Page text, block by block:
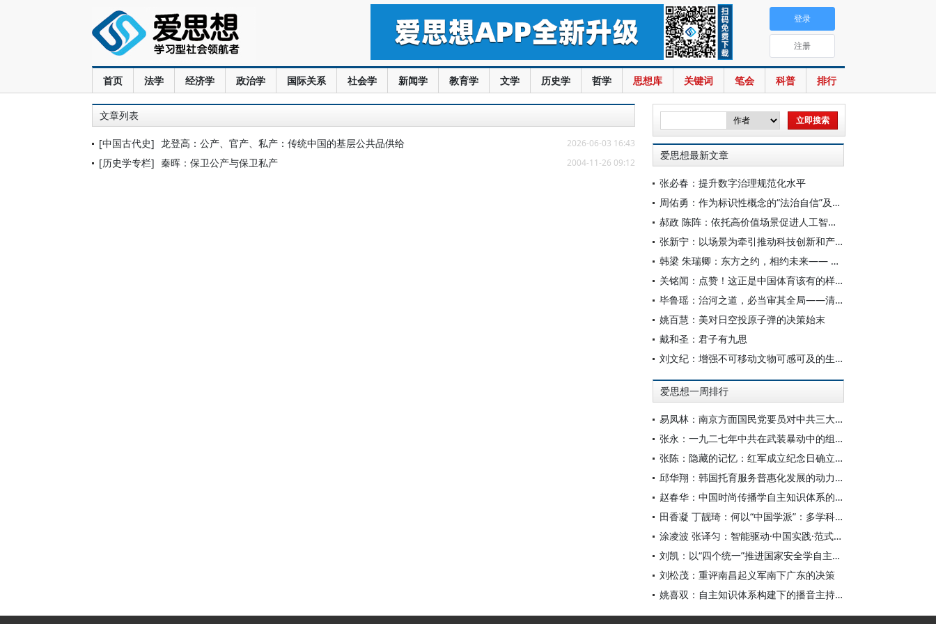
首页 法学 经济学 政治学 国际关系 社会学 新闻学 教育学 文学 历史学 哲学 思想库 关键词 笔会 科普 排行
登录
注册
文章列表
[中国古代史] 龙登高：公产、官产、私产：传统中国的基层公共品供给 2026-06-03 16:43
[历史学专栏] 秦晖：保卫公产与保卫私产 2004-11-26 09:12
爱思想最新文章
张必春：提升数字治理规范化水平
周佑勇：作为标识性概念的“法治自信”及其时代意蕴
郝政 陈阵：依托高价值场景促进人工智能高质量数据集建设
张新宁：以场景为牵引推动科技创新和产业创新深度融合
韩梁 朱瑞卿：东方之约，相约未来—— 中国元首外交的世界情怀与大国气派
关铭闻：点赞！这正是中国体育该有的样子
毕鲁瑶：治河之道，必当审其全局——清代靳辅的治水理念与实践
姚百慧：美对日空投原子弹的决策始末
戴和圣：君子有九思
刘文纪：增强不可移动文物可感可及的生命力
爱思想一周排行
易凤林：南京方面国民党要员对中共三大起义的反应
张永：一九二七年中共在武装暴动中的组织转型
张陈：隐藏的记忆：红军成立纪念日确立前中共对南昌起义的纪念
邱华翔：韩国托育服务普惠化发展的动力机制、制度路径与政策效应
赵春华：中国时尚传播学自主知识体系的内在逻辑与实践路径
田香凝 丁靓琦：何以“中国学派”：多学科视野下中国特色新闻传播学建设的研究
涂凌波 张译匀：智能驱动·中国实践·范式创新：“构建中国新闻传播学自主知识体系”专题研讨会综述
刘凯：以“四个统一”推进国家安全学自主知识体系构建
刘松茂：重评南昌起义军南下广东的决策
姚喜双：自主知识体系构建下的播音主持高等专业教育研究